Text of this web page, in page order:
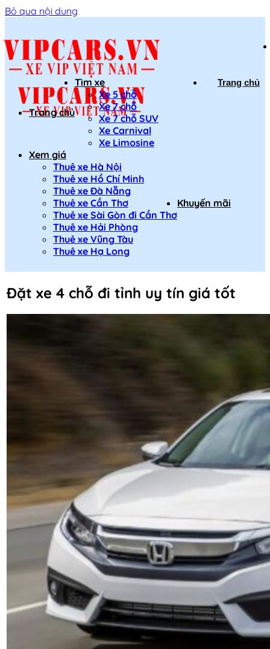
Bỏ qua nội dung
Trang chủ
Trang chủ
Tìm xe
Xe 5 chỗ
Xe 7 chỗ
Xe 7 chỗ SUV
Xe Carnival
Xe Limosine
Xem giá
Thuê xe Hà Nội
Thuê xe Hồ Chí Minh
Thuê xe Đà Nẵng
Thuê xe Cần Thơ
Thuê xe Sài Gòn đi Cần Thơ
Thuê xe Hải Phòng
Thuê xe Vũng Tàu
Thuê xe Hạ Long
Khuyến mãi
Đặt xe 4 chỗ đi tỉnh uy tín giá tốt